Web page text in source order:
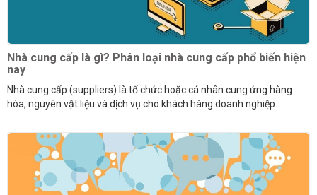
Nhà cung cấp là gì? Phân loại nhà cung cấp phổ biến hiện
nay
Nhà cung cấp (suppliers) là tổ chức hoặc cá nhân cung ứng hàng
hóa, nguyên vật liệu và dịch vụ cho khách hàng doanh nghiệp.